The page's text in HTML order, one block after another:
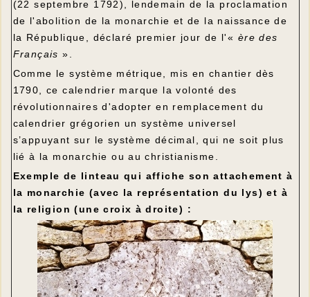
(22 septembre 1792), lendemain de la proclamation
de l'abolition de la monarchie et de la naissance de
la République, déclaré premier jour de l'« ère des
Français».
Comme le système métrique, mis en chantier dès
1790, ce calendrier marque la volonté des
révolutionnaires d'adopter en remplacement du
calendrier grégorien un système universel
s’appuyant sur le système décimal, qui ne soit plus
lié à la monarchie ou au christianisme.
Exemple de linteau qui affiche son attachement à
la monarchie (avec la représentation du lys) et à
la religion (une croix à droite) :